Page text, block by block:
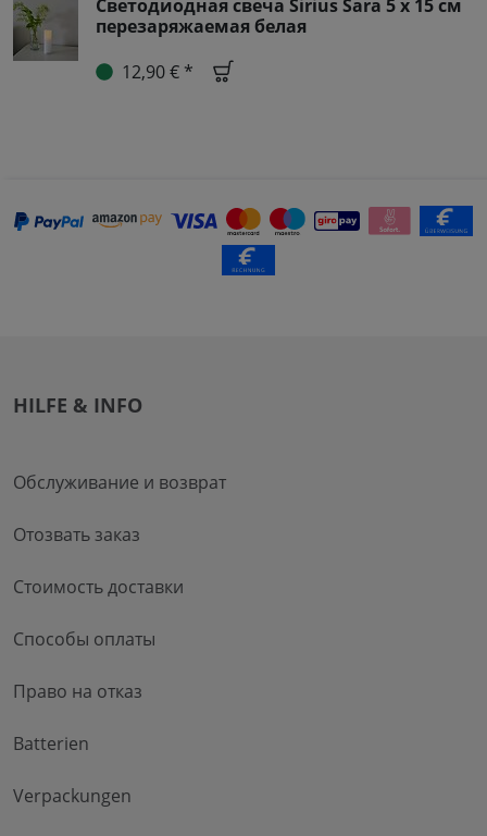
Светодиодная свеча Sirius Sara 5 x 15 см
перезаряжаемая белая
12,90 € *
HILFE & INFO
Обслуживание и возврат
Отозвать заказ
Стоимость доставки
Способы оплаты
Право на отказ
Batterien
Verpackungen